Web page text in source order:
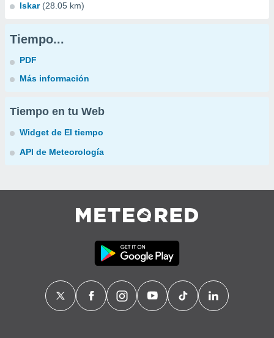
Iskar (28.05 km)
Tiempo...
PDF
Más información
Tiempo en tu Web
Widget de El tiempo
API de Meteorología